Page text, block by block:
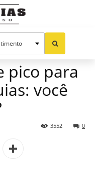
pico para
você
0
3552